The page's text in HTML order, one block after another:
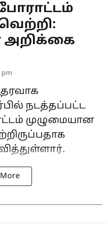
போராட்டம்
அறிக்கை
pm
நடத்தப்பட்ட
முழுமையான